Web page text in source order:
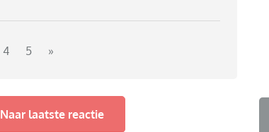
4 5 »
Naar laatste reactie